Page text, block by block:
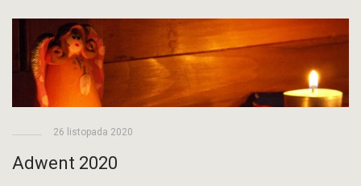
26 listopada 2020
Adwent 2020